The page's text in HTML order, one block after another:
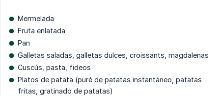
Mermelada
Fruta enlatada
Pan
Galletas saladas, galletas dulces, croissants, magdalenas
Cuscús, pasta, fideos
Platos de patata (puré de patatas instantáneo, patatas
fritas, gratinado de patatas)